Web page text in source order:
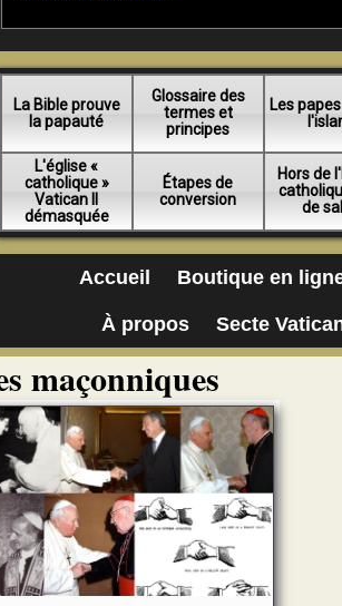
La Bible prouve
la papauté
Glossaire des
termes et
principes
Les
L'église «
catholique »
Vatican II
démasquée
Étapes de
conversion
Hors de
de
Accueil Boutique en
À propos Secte
maçonniques